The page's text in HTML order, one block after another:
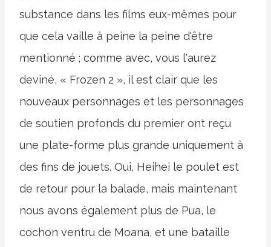
substance dans les films eux-mêmes pour
que cela vaille à peine la peine d'être
mentionné ; comme avec, vous l'aurez
deviné, « Frozen 2 », il est clair que les
nouveaux personnages et les personnages
de soutien profonds du premier ont reçu
une plate-forme plus grande uniquement à
des fins de jouets. Oui, Heihei le poulet est
de retour pour la balade, mais maintenant
nous avons également plus de Pua, le
cochon ventru de Moana, et une bataille